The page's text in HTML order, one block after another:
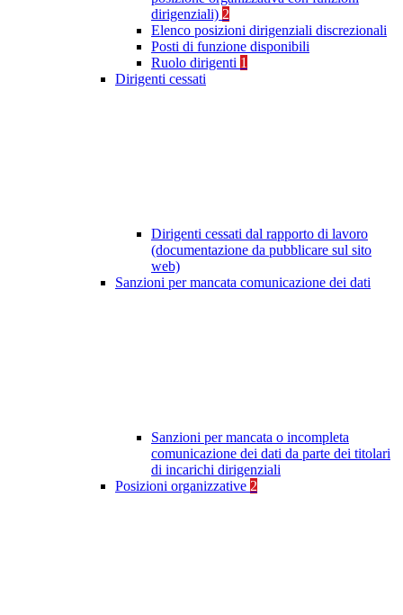
dirigenziali) 2
Elenco posizioni dirigenziali discrezionali
Posti di funzione disponibili
Ruolo dirigenti 1
Dirigenti cessati
Dirigenti cessati dal rapporto di lavoro
(documentazione da pubblicare sul sito
web)
Sanzioni per mancata comunicazione dei dati
Sanzioni per mancata o incompleta
comunicazione dei dati da parte dei titolari
di incarichi dirigenziali
Posizioni organizzative 2